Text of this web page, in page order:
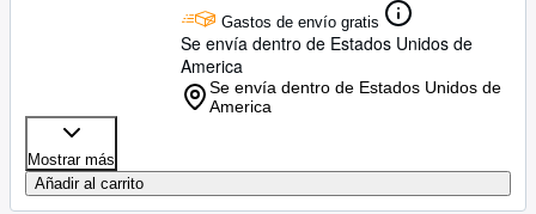
Gastos de envío gratis
Se envía dentro de Estados Unidos de
America
Se envía dentro de Estados Unidos de
America
Mostrar más
Añadir al carrito